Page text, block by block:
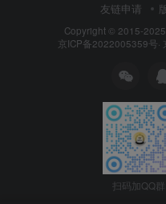
友链申请
Copyright © 2015-2025
京ICP备2022005359号·
扫码加QQ群